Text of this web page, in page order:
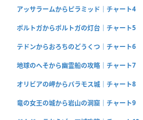
アッサラームからピラミッド｜チャート4
ポルトガからポルトガの灯台｜チャート5
テドンからおろちのどうくつ｜チャート6
地球のへそから幽霊船の攻略｜チャート7
オリビアの岬からバラモス城｜チャート8
竜の女王の城から岩山の洞窟｜チャート9